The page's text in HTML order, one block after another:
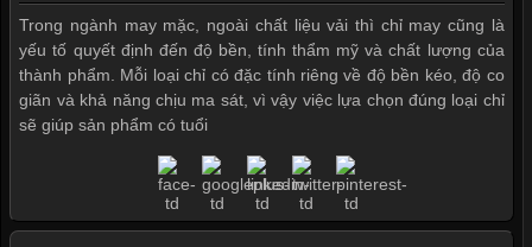
Trong ngành may mặc, ngoài chất liệu vải thì chỉ may cũng là
yếu tố quyết định đến độ bền, tính thẩm mỹ và chất lượng của
thành phẩm. Mỗi loại chỉ có đặc tính riêng về độ bền kéo, độ co
giãn và khả năng chịu ma sát, vì vậy việc lựa chọn đúng loại chỉ
sẽ giúp sản phẩm có tuổi